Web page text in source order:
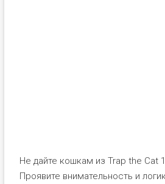
Не дайте кошкам из Trap the Cat
Проявите внимательность и